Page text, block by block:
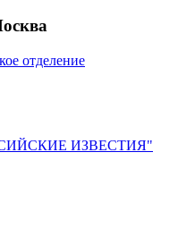
отделение
ИЗВЕСТИЯ"